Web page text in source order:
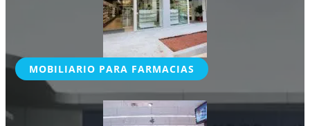
MOBILIARIO PARA FARMACIAS